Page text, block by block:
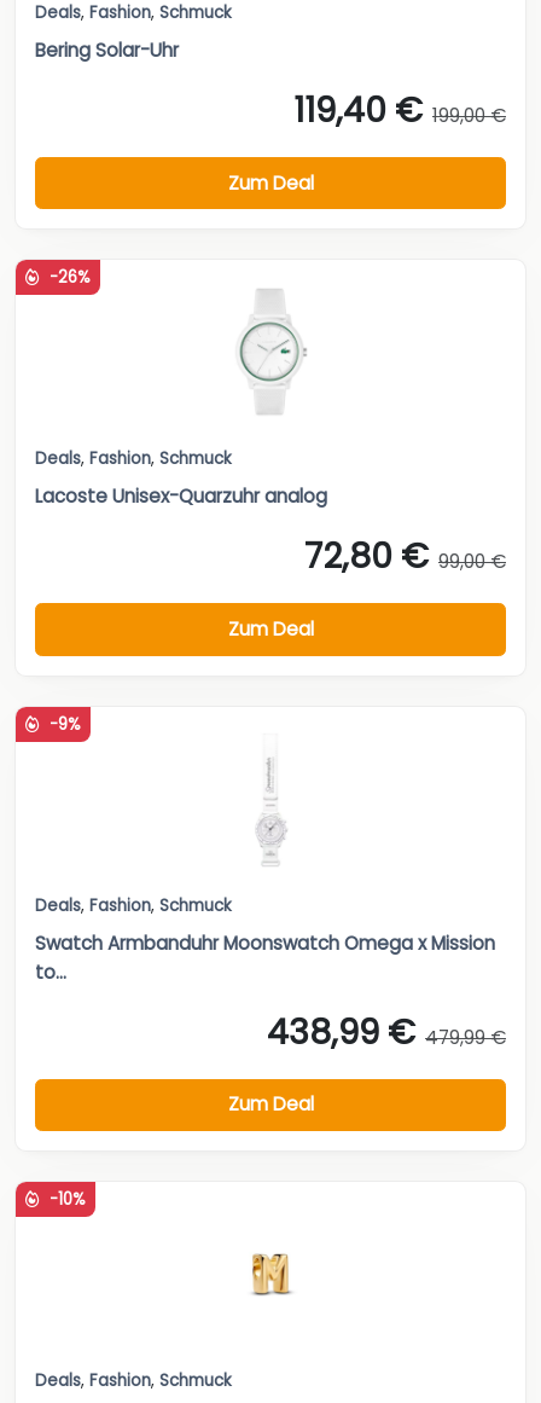
Deals, Fashion, Schmuck
Bering Solar-Uhr
119,40 € 199,00 €
Zum Deal
-26%
Deals, Fashion, Schmuck
Lacoste Unisex-Quarzuhr analog
72,80 € 99,00 €
Zum Deal
-9%
Deals, Fashion, Schmuck
Swatch Armbanduhr Moonswatch Omega x Mission
to...
438,99 € 479,99 €
Zum Deal
-10%
Deals, Fashion, Schmuck